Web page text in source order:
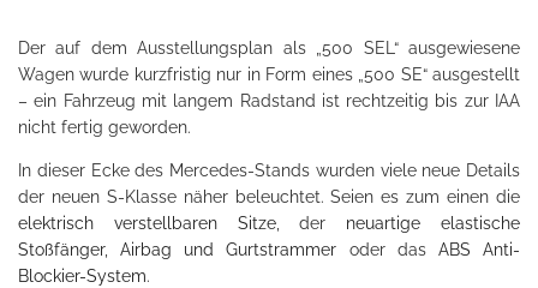
Der auf dem Ausstellungsplan als „500 SEL“ ausgewiesene
Wagen wurde kurzfristig nur in Form eines „500 SE“ ausgestellt
– ein Fahrzeug mit langem Radstand ist rechtzeitig bis zur IAA
nicht fertig geworden.
In dieser Ecke des Mercedes-Stands wurden viele neue Details
der neuen S-Klasse näher beleuchtet. Seien es zum einen die
elektrisch verstellbaren Sitze, der neuartige elastische
Stoßfänger,Airbag und Gurtstrammer oder das ABS Anti-
Blockier-System.